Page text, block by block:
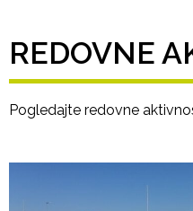
REDOVNE
Pogledajte redovne